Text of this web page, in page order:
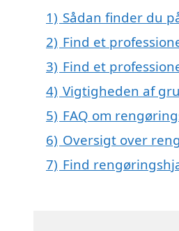
1) Sådan finder du
2) Find et
3) Find et
4) Vigtigheden af
5) FAQ om
6) Oversigt over
7) Find